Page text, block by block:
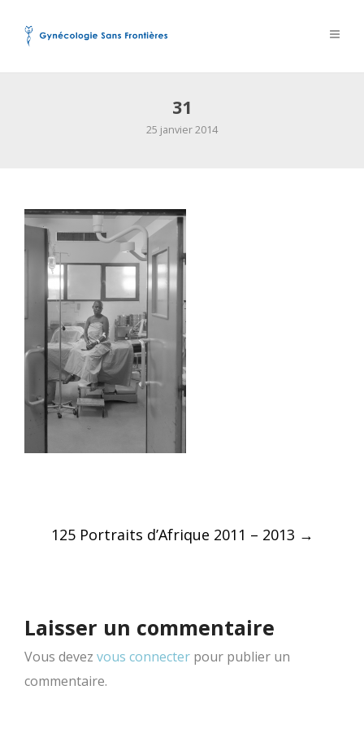
31
25 janvier 2014
Post
125 Portraits d’Afrique 2011 – 2013 →
Laisser un commentaire
Vous devez vous connecter pour publier un
commentaire.